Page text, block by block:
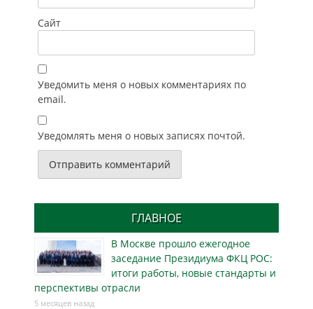
Сайт
Уведомить меня о новых комментариях по
email.
Уведомлять меня о новых записях почтой.
ГЛАВНОЕ
В Москве прошло ежегодное
заседание Президиума ФКЦ РОС:
итоги работы, новые стандарты и
перспективы отрасли
5 месяцев назад